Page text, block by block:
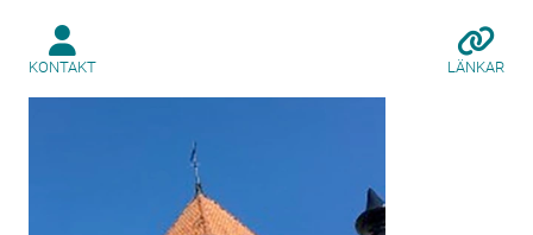
KONTAKT LÄNKAR